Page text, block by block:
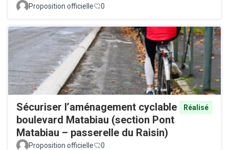
Proposition officielle 0
Sécuriser l’aménagement cyclable
boulevard Matabiau (section Pont
Matabiau – passerelle du Raisin)
Réalisé
Proposition officielle 0